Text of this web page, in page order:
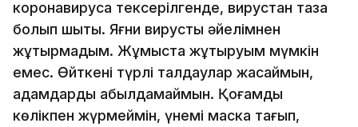
коронавирусқа тексерілгенде, вирустан таза
болып шықты. Яғни вирусты әйелімнен
жұқтырмадым. Жұмыста жұқтыруым мүмкін
емес. Өйткені түрлі талдаулар жасаймын,
адамдарды қабылдамаймын. Қоғамдық
көлікпен жүрмеймін, үнемі маска тағып,